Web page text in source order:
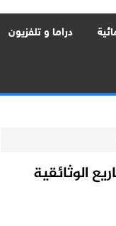
دراما و تلفزيون
الوثائقية